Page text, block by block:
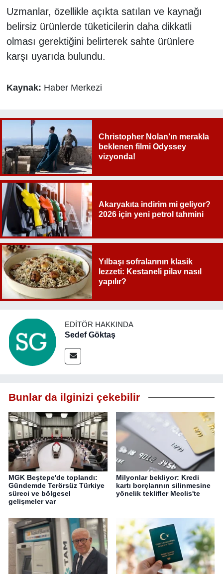
Uzmanlar, özellikle açıkta satılan ve kaynağı
belirsiz ürünlerde tüketicilerin daha dikkatli
olması gerektiğini belirterek sahte ürünlere
karşı uyarıda bulundu.
Kaynak: Haber Merkezi
Christopher Nolan’ın merakla
beklenen filmi Odyssey
vizyonda!
Akaryakıta indirim mi geliyor?
2026 için yeni petrol tahmini
Yılbaşı sofralarının klasik
lezzeti: Kestaneli pilav nasıl
yapılır?
EDITÖR HAKKINDA
Sedef Göktaş
Bunlar da ilginizi çekebilir
MGK Beştepe'de toplandı:
Gündemde Terörsüz Türkiye
süreci ve bölgesel
gelişmeler var
Milyonlar bekliyor: Kredi
kartı borçlarının silinmesine
yönelik teklifler Meclis'te